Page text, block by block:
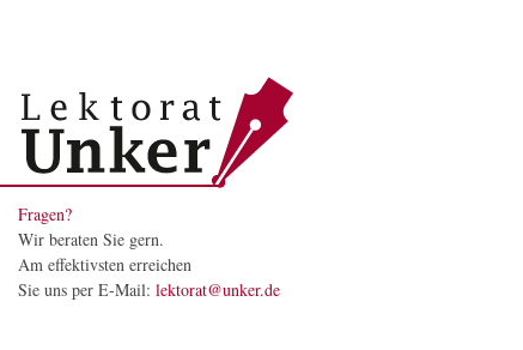
Fragen?
Wir beraten Sie gern.
Am effektivsten erreichen
Sie uns per E-Mail: lektorat@unker.de